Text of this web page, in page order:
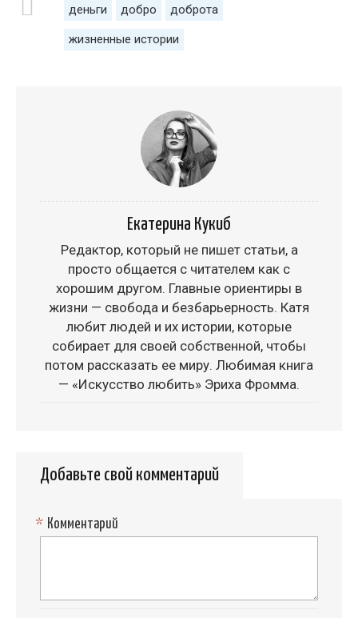
деньги добро доброта
жизненные истории
Екатерина Кукиб
Редактор, который не пишет статьи, а
просто общается с читателем как с
хорошим другом. Главные ориентиры в
жизни — свобода и безбарьерность. Катя
любит людей и их истории, которые
собирает для своей собственной, чтобы
потом рассказать ее миру. Любимая книга
— «Искусство любить» Эриха Фромма.
Добавьте свой комментарий
Комментарий
*